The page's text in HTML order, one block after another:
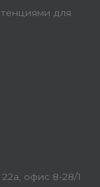
для
офис 8-28/1